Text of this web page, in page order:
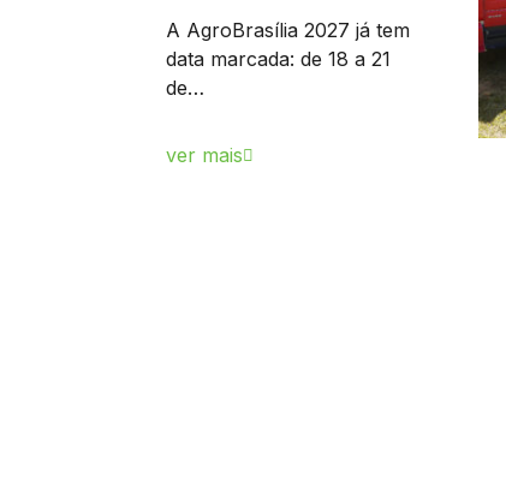
A AgroBrasília 2027 já tem
data marcada: de 18 a 21
de…
ver mais